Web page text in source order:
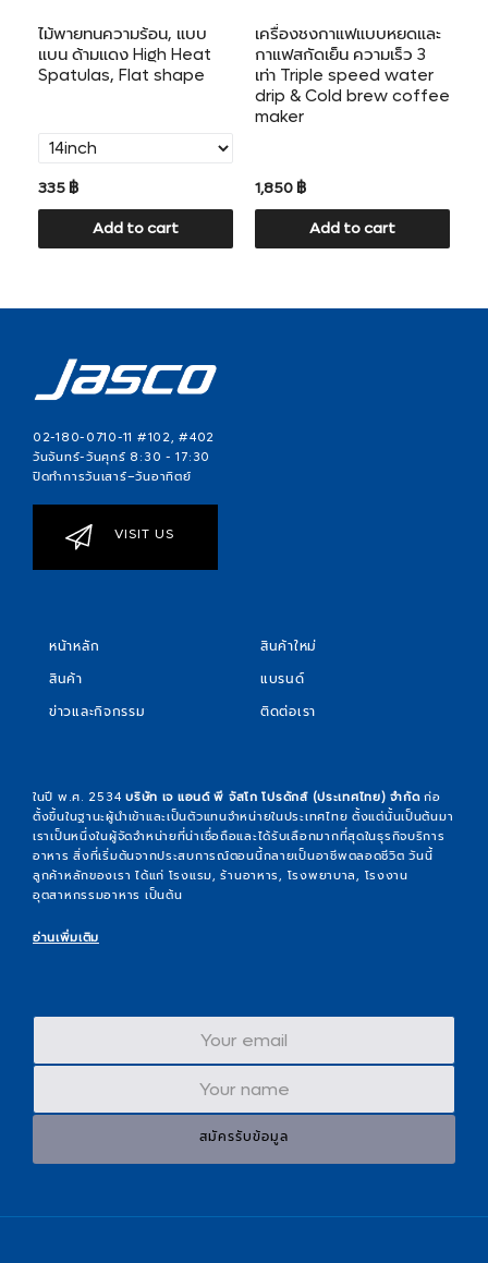
ไม้พายทนความร้อน, แบบ
แบน ด้ามแดง High Heat
Spatulas, Flat shape
335 ฿
Add to cart
เครื่องชงกาแฟแบบหยดและ
กาแฟสกัดเย็น ความเร็ว 3
เท่า Triple speed water
drip & Cold brew coffee
maker
1,850 ฿
Add to cart
02-180-0710-11 #102, #402
วันจันทร์-วันศุกร์ 8:30 - 17:30
ปิดทำการวันเสาร์–วันอาทิตย์
VISIT US
หน้าหลัก
สินค้าใหม่
สินค้า
แบรนด์
ข่าวและกิจกรรม
ติดต่อเรา
ในปี พ.ศ. 2534บริษัท เจ แอนด์ พี จัสโก โปรดักส์ (ประเทศไทย) จำกัดก่อ
ตั้งขึ้นในฐานะผู้นำเข้าและเป็นตัวแทนจำหน่ายในประเทศไทย ตั้งแต่นั้นเป็นต้นมา
เราเป็นหนึ่งในผู้จัดจำหน่ายที่น่าเชื่อถือและได้รับเลือกมากที่สุดในธุรกิจบริการ
อาหาร สิ่งที่เริ่มต้นจากประสบการณ์ตอนนี้กลายเป็นอาชีพตลอดชีวิต วันนี้
ลูกค้าหลักของเรา ได้แก่ โรงแรม, ร้านอาหาร, โรงพยาบาล, โรงงาน
อุตสาหกรรมอาหาร เป็นต้น
อ่านเพิ่มเติม
สมัครรับข้อมูล